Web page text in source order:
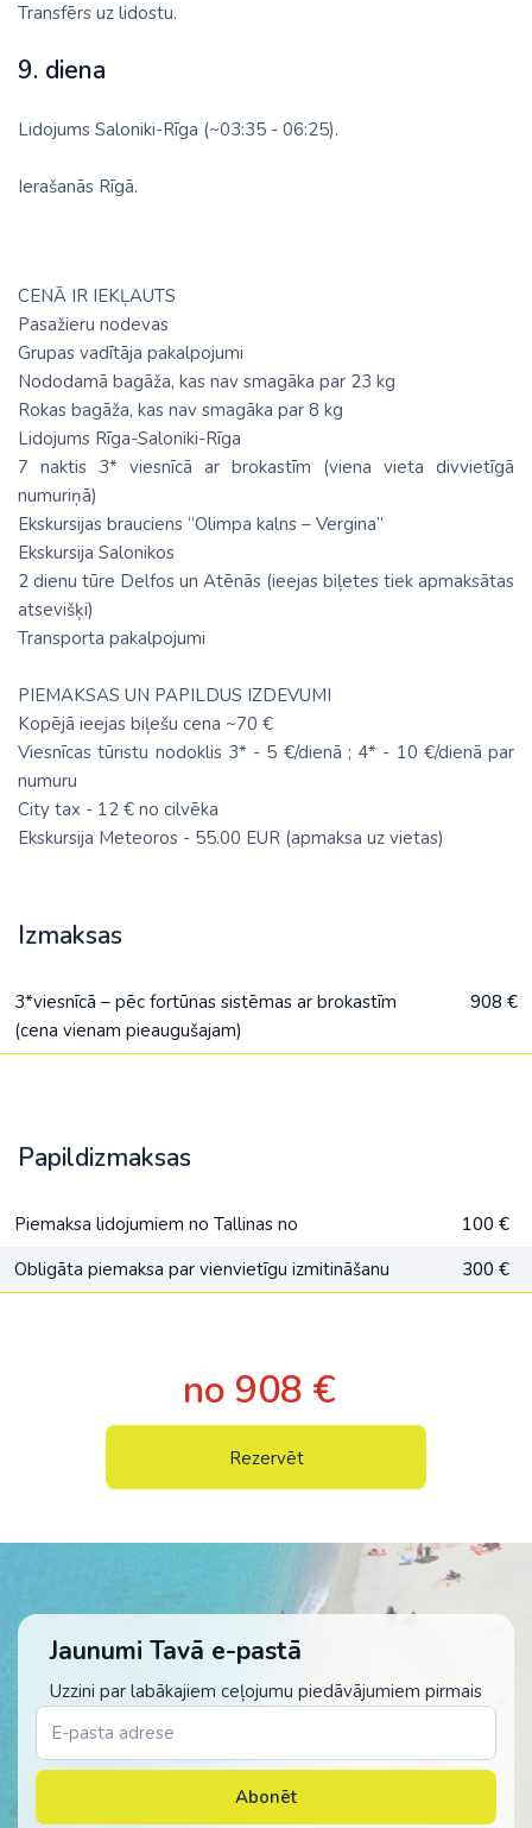
Transfērs uz lidostu.
9. diena
Lidojums Saloniki-Rīga (~03:35 - 06:25).
Ierašanās Rīgā.
CENĀ IR IEKĻAUTS
Pasažieru nodevas
Grupas vadītāja pakalpojumi
Nododamā bagāža, kas nav smagāka par 23 kg
Rokas bagāža, kas nav smagāka par 8 kg
Lidojums Rīga-Saloniki-Rīga
7 naktis 3* viesnīcā ar brokastīm (viena vieta divvietīgā
numuriņā)
Ekskursijas brauciens “Olimpa kalns – Vergina”
Ekskursija Salonikos
2 dienu tūre Delfos un Atēnās (ieejas biļetes tiek apmaksātas
atsevišķi)
Transporta pakalpojumi
PIEMAKSAS UN PAPILDUS IZDEVUMI
Kopējā ieejas biļešu cena ~70 €
Viesnīcas tūristu nodoklis 3* - 5 €/dienā ; 4* - 10 €/dienā par
numuru
City tax - 12 € no cilvēka
Ekskursija Meteoros - 55.00 EUR (apmaksa uz vietas)
Izmaksas
3*viesnīcā – pēc fortūnas sistēmas ar brokastīm
(cena vienam pieaugušajam)
908 €
Papildizmaksas
Piemaksa lidojumiem no Tallinas no
100 €
Obligāta piemaksa par vienvietīgu izmitināšanu
300 €
no 908 €
Rezervēt
Jaunumi Tavā e-pastā
Uzzini par labākajiem ceļojumu piedāvājumiem pirmais
Abonēt